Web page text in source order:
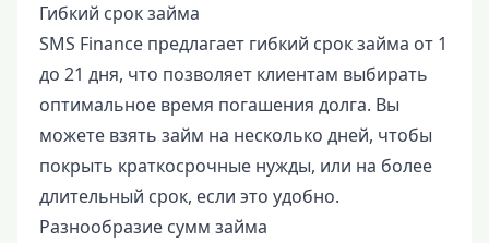
Гибкий срок займа
SMS Finance предлагает гибкий срок займа от 1
до 21 дня, что позволяет клиентам выбирать
оптимальное время погашения долга. Вы
можете взять займ на несколько дней, чтобы
покрыть краткосрочные нужды, или на более
длительный срок, если это удобно.
Разнообразие сумм займа